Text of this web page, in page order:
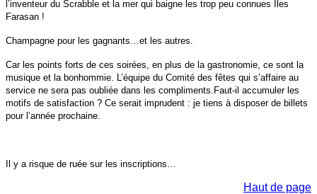
l’inventeur du Scrabble et la mer qui baigne les trop peu connues Iles
Farasan !
Champagne pour les gagnants…et les autres.
Car les points forts de ces soirées, en plus de la gastronomie, ce sont la
musique et la bonhommie. L’équipe du Comité des fêtes qui s’affaire au
service ne sera pas oubliée dans les compliments. Faut-il accumuler les
motifs de satisfaction ? Ce serait imprudent : je tiens à disposer de billets
pour l’année prochaine.
Il y a risque de ruée sur les inscriptions…
Haut de page